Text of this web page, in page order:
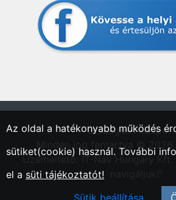
"Országos
Minden jog fentartva © 2026.
Üzemeltető: IT-Nav Hungary
Az oldal a hatékonyabb működés
sütiket(cookie) használ. További
el a süti tájékoztatót!
Sütik beállítása